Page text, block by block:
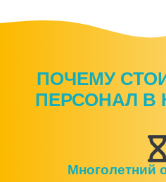
ПОЧЕМУ
ПЕРСОНАЛ В
Многолетний